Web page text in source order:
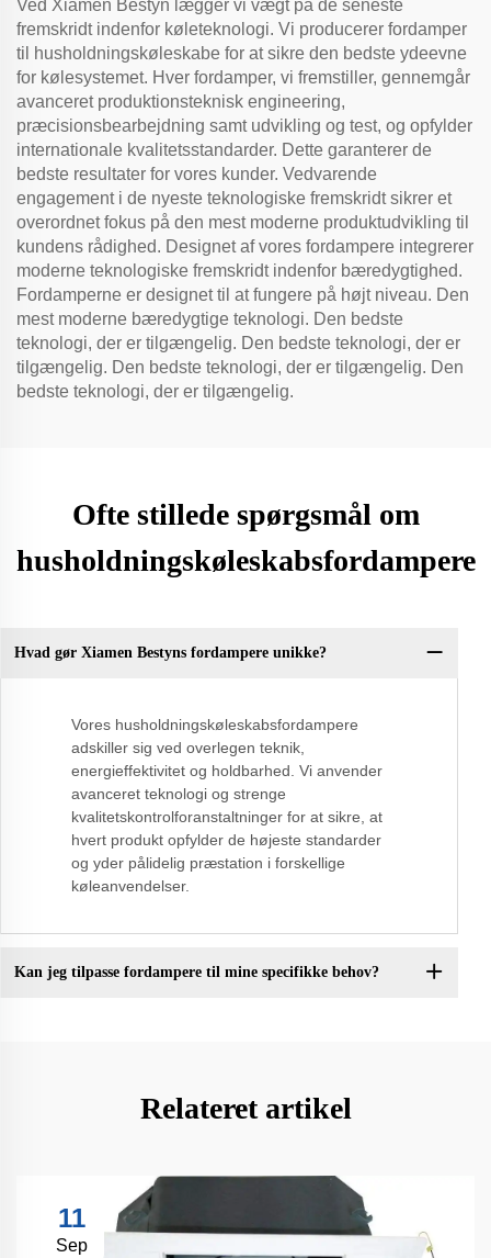
Ved Xiamen Bestyn lægger vi vægt på de seneste
fremskridt indenfor køleteknologi. Vi producerer fordamper
til husholdningskøleskabe for at sikre den bedste ydeevne
for kølesystemet. Hver fordamper, vi fremstiller, gennemgår
avanceret produktionsteknisk engineering,
præcisionsbearbejdning samt udvikling og test, og opfylder
internationale kvalitetsstandarder. Dette garanterer de
bedste resultater for vores kunder. Vedvarende
engagement i de nyeste teknologiske fremskridt sikrer et
overordnet fokus på den mest moderne produktudvikling til
kundens rådighed. Designet af vores fordampere integrerer
moderne teknologiske fremskridt indenfor bæredygtighed.
Fordamperne er designet til at fungere på højt niveau. Den
mest moderne bæredygtige teknologi. Den bedste
teknologi, der er tilgængelig. Den bedste teknologi, der er
tilgængelig. Den bedste teknologi, der er tilgængelig. Den
bedste teknologi, der er tilgængelig.
Ofte stillede spørgsmål om
husholdningskøleskabsfordampere
Hvad gør Xiamen Bestyns fordampere unikke?
Vores husholdningskøleskabsfordampere
adskiller sig ved overlegen teknik,
energieffektivitet og holdbarhed. Vi anvender
avanceret teknologi og strenge
kvalitetskontrolforanstaltninger for at sikre, at
hvert produkt opfylder de højeste standarder
og yder pålidelig præstation i forskellige
køleanvendelser.
Kan jeg tilpasse fordampere til mine specifikke behov?
Relateret artikel
11
Sep